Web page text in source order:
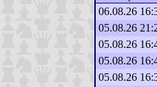
06.08.26
05.08.26
05.08.26
05.08.26
05.08.26